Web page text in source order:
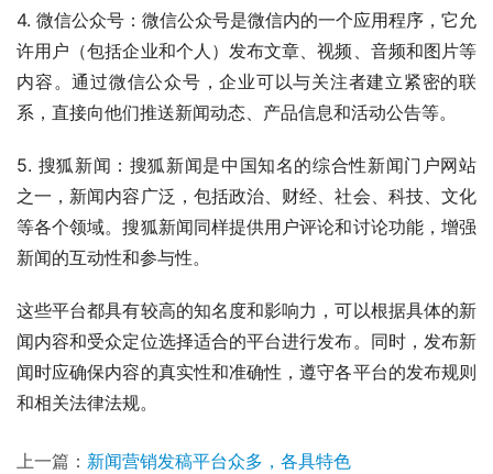
4. 微信公众号：微信公众号是微信内的一个应用程序，它允
许用户（包括企业和个人）发布文章、视频、音频和图片等
内容。通过微信公众号，企业可以与关注者建立紧密的联
系，直接向他们推送新闻动态、产品信息和活动公告等。
5. 搜狐新闻：搜狐新闻是中国知名的综合性新闻门户网站
之一，新闻内容广泛，包括政治、财经、社会、科技、文化
等各个领域。搜狐新闻同样提供用户评论和讨论功能，增强
新闻的互动性和参与性。
这些平台都具有较高的知名度和影响力，可以根据具体的新
闻内容和受众定位选择适合的平台进行发布。同时，发布新
闻时应确保内容的真实性和准确性，遵守各平台的发布规则
和相关法律法规。
上一篇： 新闻营销发稿平台众多，各具特色